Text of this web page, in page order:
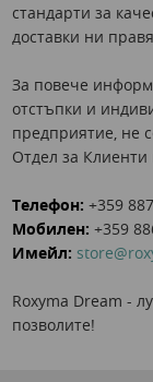
стандарти за
доставки ни
За повече
отстъпки и
предприятие, не
Отдел за
Телефон: +359
Мобилен: +359
Имейл:
Roxyma Dream -
позволите!